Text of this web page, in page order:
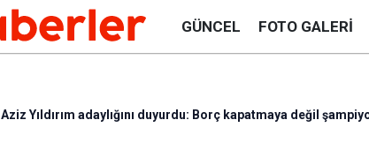
GÜNCEL FOTO GALERI
Aziz Yıldırım adaylığını duyurdu: Borç kapatmaya değil